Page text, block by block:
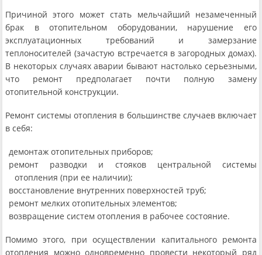
Причиной этого может стать мельчайший незамеченный
брак в отопительном оборудовании, нарушение его
эксплуатационных требований и замерзание
теплоносителей (зачастую встречается в загородных домах).
В некоторых случаях аварии бывают настолько серьезными,
что ремонт предполагает почти полную замену
отопительной конструкции.
Ремонт системы отопления в большинстве случаев включает
в себя:
демонтаж отопительных приборов;
ремонт разводки и стояков центральной системы
отопления (при ее наличии);
восстановление внутренних поверхностей труб;
ремонт мелких отопительных элементов;
возвращение систем отопления в рабочее состояние.
Помимо этого, при осуществлении капитального ремонта
отопления можно одновременно провести некоторый ряд